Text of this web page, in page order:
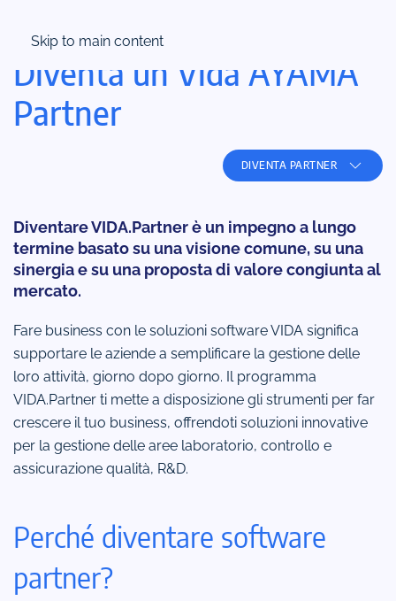
Skip to main content
Esplora le opportunità di business con AYAMA
Diventa un Vida AYAMA
Partner
DIVENTA PARTNER
Diventare VIDA.Partner è un impegno a lungo
termine basato su una visione comune, su una
sinergia e su una proposta di valore congiunta al
mercato.
Fare business con le soluzioni software VIDA significa
supportare le aziende a semplificare la gestione delle
loro attività, giorno dopo giorno. Il programma
VIDA.Partner ti mette a disposizione gli strumenti per far
crescere il tuo business, offrendoti soluzioni innovative
per la gestione delle aree laboratorio, controllo e
assicurazione qualità, R&D.
Perché diventare software
partner?